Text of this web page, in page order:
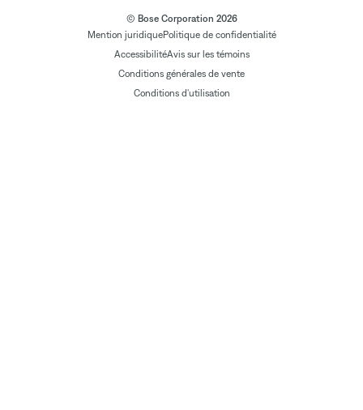
© Bose Corporation 2026
Mention juridiquePolitique de confidentialité
AccessibilitéAvis sur les témoins
Conditions générales de vente
Conditions d'utilisation